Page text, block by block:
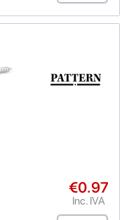
€0.97
Inc. IVA